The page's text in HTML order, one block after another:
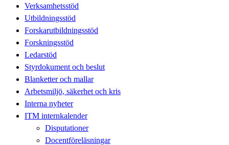
Verksamhetsstöd
Utbildningsstöd
Forskarutbildningsstöd
Forskningsstöd
Ledarstöd
Styrdokument och beslut
Blanketter och mallar
Arbetsmiljö, säkerhet och kris
Interna nyheter
ITM internkalender
Disputationer
Docentföreläsningar